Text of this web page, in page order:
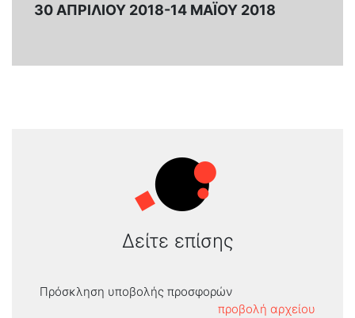
30 ΑΠΡΙΛΊΟΥ 2018-14 ΜΑΪ́ΟΥ 2018
Δείτε επίσης
Πρόσκληση υποβολής προσφορών
προβολή αρχείου